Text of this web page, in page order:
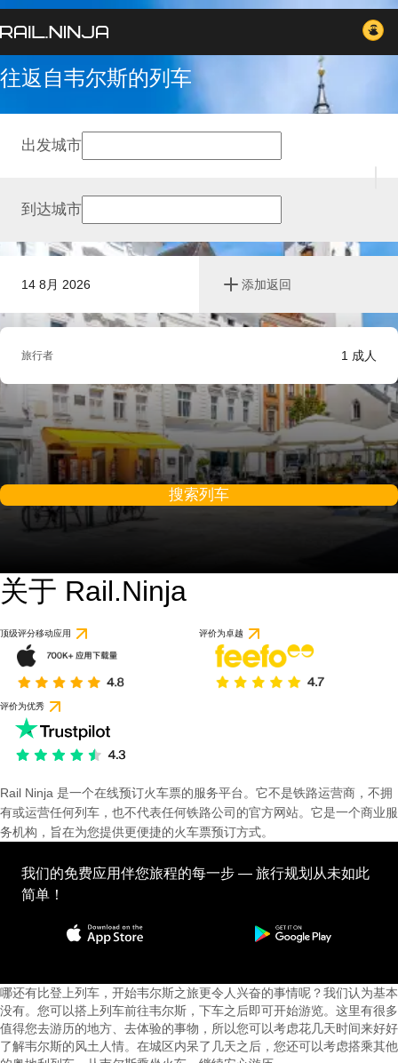
往返自韦尔斯的列车
14 8月 2026 添加返回
出发城市
到达城市
旅行者 1 成人
搜索列车
关于 Rail.Ninja
顶级评分移动应用 评价为卓越
评价为优秀
Rail Ninja 是一个在线预订火车票的服务平台。它不是铁路运营商，不拥
有或运营任何列车，也不代表任何铁路公司的官方网站。它是一个商业服
务机构，旨在为您提供更便捷的火车票预订方式。
我们的免费应用伴您旅程的每一步 — 旅行规划从未如此
简单！
哪还有比登上列车，开始韦尔斯之旅更令人兴奋的事情呢？我们认为基本
没有。您可以搭上列车前往韦尔斯，下车之后即可开始游览。这里有很多
值得您去游历的地方、去体验的事物，所以您可以考虑花几天时间来好好
了解韦尔斯的风土人情。在城区内呆了几天之后，您还可以考虑搭乘其他